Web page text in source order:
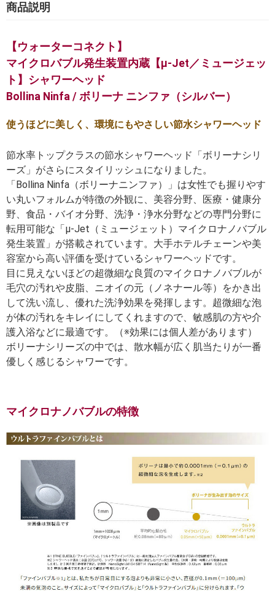
商品説明
【ウォーターコネクト】
マイクロバブル発生装置内蔵【μ-Jet／ミュージェッ
ト】シャワーヘッド
Bollina Ninfa / ボリーナ ニンファ（シルバー）
使うほどに美しく、環境にもやさしい節水シャワーヘッド
節水率トップクラスの節水シャワーヘッド「ボリーナシリ
ーズ」がさらにスタイリッシュになりました。
「Bollina Ninfa（ボリーナニンファ）」は女性でも握りやす
い丸いフォルムが特徴の外観に、美容分野、医療・健康分
野、食品・バイオ分野、洗浄・浄水分野などの専門分野に
転用可能な「μ-Jet（ミュージェット）マイクロナノバブル
発生装置」が搭載されています。大手ホテルチェーンや美
容室から高い評価を受けているシャワーヘッドです。
目に見えないほどの超微細な良質のマイクロナノバブルが
毛穴の汚れや皮脂、ニオイの元（ノネナール等）をかき出
して洗い流し、優れた洗浄効果を発揮します。超微細な泡
が体の汚れをキレイにしてくれますので、敏感肌の方や介
護入浴などに最適です。（※効果には個人差があります）
ボリーナシリーズの中では、散水幅が広く肌当たりが一番
優しく感じるシャワーです。
マイクロナノバブルの特徴